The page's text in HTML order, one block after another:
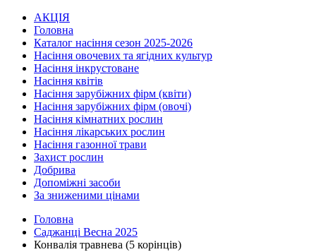
АКЦІЯ
Головна
Каталог насіння сезон 2025-2026
Насіння овочевих та ягідних культур
Насіння інкрустоване
Насіння квітів
Насіння зарубіжних фірм (квіти)
Насіння зарубіжних фірм (овочі)
Насіння кімнатних рослин
Насіння лікарських рослин
Насіння газонної трави
Захист рослин
Добрива
Допоміжні засоби
За зниженими цінами
Головна
Саджанці Весна 2025
Конвалія травнева (5 корінців)